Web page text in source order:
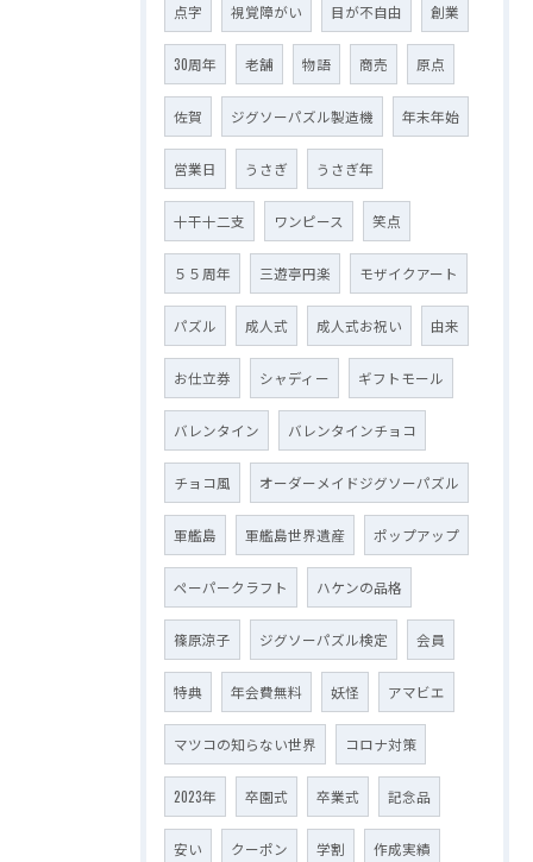
点字 視覚障がい 目が不自由 創業
30周年 老舗 物語 商売 原点
佐賀 ジグソーパズル製造機 年末年始
営業日 うさぎ うさぎ年
十干十二支 ワンピース 笑点
５５周年 三遊亭円楽 モザイクアート
パズル 成人式 成人式お祝い 由来
お仕立券 シャディー ギフトモール
バレンタイン バレンタインチョコ
チョコ風 オーダーメイドジグソーパズル
軍艦島 軍艦島世界遺産 ポップアップ
ペーパークラフト ハケンの品格
篠原涼子 ジグソーパズル検定 会員
特典 年会費無料 妖怪 アマビエ
マツコの知らない世界 コロナ対策
2023年 卒園式 卒業式 記念品
安い クーポン 学割 作成実績